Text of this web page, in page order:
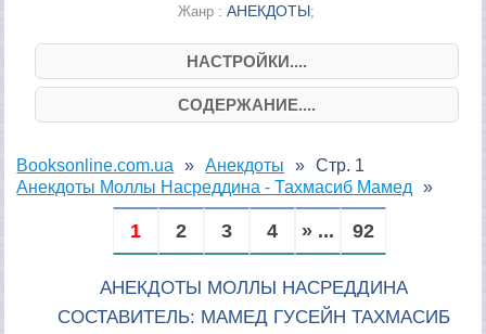
Жанр :АНЕКДОТЫ;
НАСТРОЙКИ....
СОДЕРЖАНИЕ....
Booksonline.com.ua
Анекдоты
Анекдоты Моллы Насреддина - Тахмасиб Мамед
Стр. 1
1 2 3 4 » ... 92
АНЕКДОТЫ МОЛЛЫ НАСРЕДДИНА
СОСТАВИТЕЛЬ: МАМЕД ГУСЕЙН ТАХМАСИБ